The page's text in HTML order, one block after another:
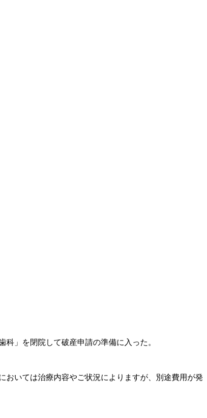
」を閉院して破産申請の準備に入った。
おいては治療内容やご状況によりますが、別途費用が発